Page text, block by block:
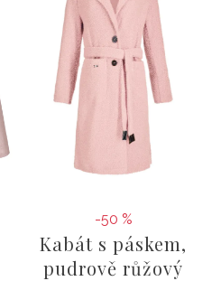
-50 %
Kabát s páskem,
pudrově růžový